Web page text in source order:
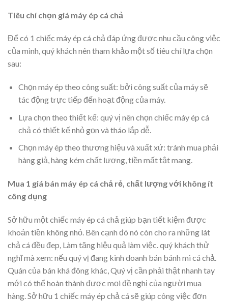
Tiêu chí chọn giá máy ép cá chả
Để có 1 chiếc máy ép cá chả đáp ứng được nhu cầu công việc
của mình, quý khách nên tham khảo một số tiêu chí lựa chọn
sau:
Chọn máy ép theo công suất: bởi công suất của máy sẽ
tác động trực tiếp đến hoạt động của máy.
Lựa chọn theo thiết kế: quý vị nên chọn chiếc máy ép cá
chả có thiết kế nhỏ gọn và tháo lắp dễ.
Chọn máy ép theo thương hiệu và xuất xứ: tránh mua phải
hàng giả, hàng kém chất lượng, tiền mất tật mang.
Mua 1 giá bán máy ép cá chả rẻ, chất lượng với không ít
công dụng
Sở hữu một chiếc máy ép cá chả giúp bạn tiết kiệm được
khoản tiền không nhỏ. Bên cạnh đó nó còn cho ra những lát
chả cá đều đep, Làm tăng hiệu quả làm việc. quý khách thử
nghĩ mà xem: nếu quý vị đang kinh doanh bán bánh mì cá chả.
Quán của bán khá đông khác, Quý vị cần phải thật nhanh tay
mới có thể hoàn thành được mọi đề nghị của người mua
hàng. Sở hữu 1 chiếc máy ép chả cá sẽ giúp công việc đơn